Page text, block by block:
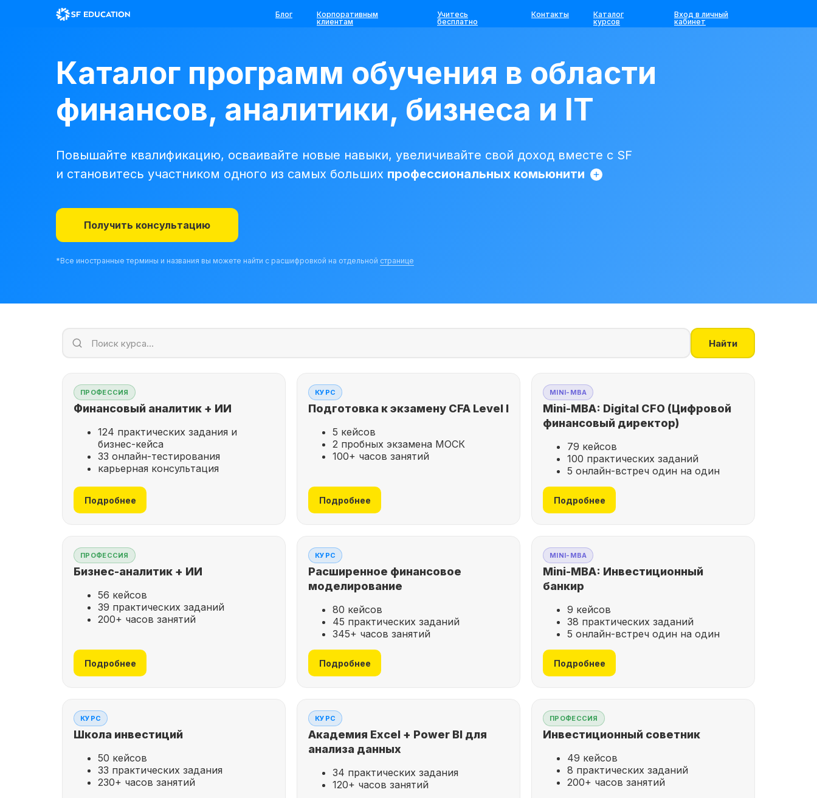
Блог
Каталог
курсов
Вход в личный
кабинет
Контакты
Корпоративным
клиентам
Учитесь
бесплатно
Каталог программ обучения в области
финансов, аналитики, бизнеса и IT
*Все иностранные термины и названия вы можете найти с расшифровкой на отдельной странице
Получить консультацию
Повышайте квалификацию, осваивайте новые навыки, увеличивайте свой доход вместе с SF
и становитесь участником одного из самых больших профессиональных комьюнити
Найти
ПРОФЕССИЯ
Финансовый аналитик + ИИ
124 практических задания и
бизнес-кейса
33 онлайн-тестирования
карьерная консультация
Подробнее
КУРС
Подготовка к экзамену CFA Level I
5 кейсов
2 пробных экзамена МОСК
100+ часов занятий
Подробнее
MINI-MBA
Mini-MBA: Digital CFO (Цифровой
финансовый директор)
79 кейсов
100 практических заданий
5 онлайн-встреч один на один
Подробнее
ПРОФЕССИЯ
Бизнес-аналитик + ИИ
56 кейсов
39 практических заданий
200+ часов занятий
Подробнее
КУРС
Расширенное финансовое
моделирование
80 кейсов
45 практических заданий
345+ часов занятий
Подробнее
MINI-MBA
Mini-MBA: Инвестиционный
банкир
9 кейсов
38 практических заданий
5 онлайн-встреч один на один
Подробнее
КУРС
Школа инвестиций
50 кейсов
33 практических задания
230+ часов занятий
КУРС
Академия Excel + Power BI для
анализа данных
34 практических задания
120+ часов занятий
ПРОФЕССИЯ
Инвестиционный советник
49 кейсов
8 практических заданий
200+ часов занятий